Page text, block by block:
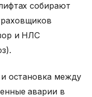
собирают
и НЛС
остановка между
аварии в